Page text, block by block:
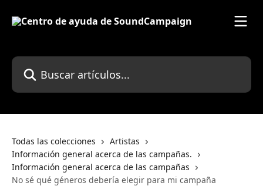
Buscar artículos...
Todas las colecciones
Artistas
Información general acerca de las campañas.
Información general acerca de las campañas
No sé qué géneros debería elegir para mi campaña